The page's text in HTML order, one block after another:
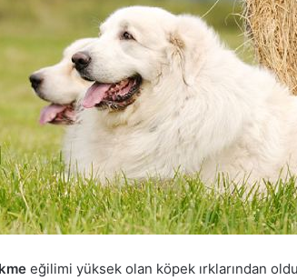
eğilimi yüksek olan köpek ırklarından